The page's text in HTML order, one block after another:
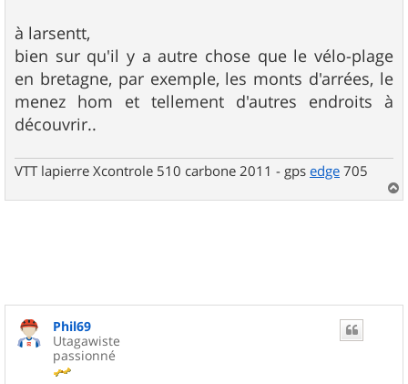
à larsentt,
bien sur qu'il y a autre chose que le vélo-plage
en bretagne, par exemple, les monts d'arrées, le
menez hom et tellement d'autres endroits à
découvrir..
VTT lapierre Xcontrole 510 carbone 2011 - gps edge 705
a
Phil69
Utagawiste
passionné